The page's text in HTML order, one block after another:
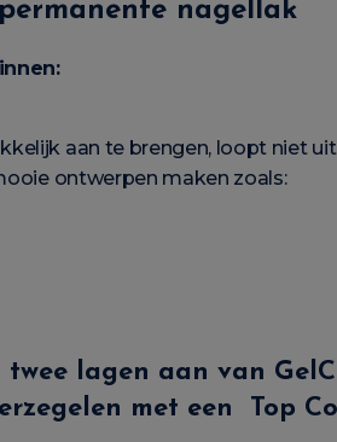
nagellak
aan te brengen, loopt niet
ontwerpen maken zoals:
twee lagen aan van
met een Top